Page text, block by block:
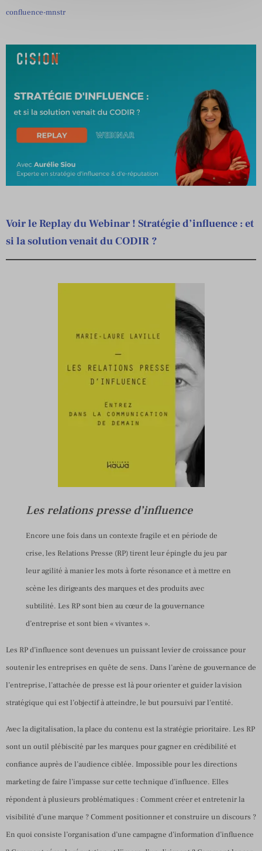
confluence-mnstr
Voir le Replay du Webinar ! Stratégie d’influence : et
si la solution venait du CODIR ?
Les relations presse d’influence
Encore une fois dans un contexte fragile et en période de
crise, les Relations Presse (RP) tirent leur épingle du jeu par
leur agilité à manier les mots à forte résonance et à mettre en
scène les dirigeants des marques et des produits avec
subtilité. Les RP sont bien au cœur de la gouvernance
d’entreprise et sont bien « vivantes ».
Les RP d’influence sont devenues un puissant levier de croissance pour
soutenir les entreprises en quête de sens. Dans l’arène de gouvernance de
l’entreprise, l’attachée de presse est là pour orienter et guider la vision
stratégique qui est l’objectif à atteindre, le but poursuivi par l’entité.
Avec la digitalisation, la place du contenu est la stratégie prioritaire. Les RP
sont un outil plébiscité par les marques pour gagner en crédibilité et
confiance auprès de l’audience ciblée. Impossible pour les directions
marketing de faire l’impasse sur cette technique d’influence. Elles
répondent à plusieurs problématiques : Comment créer et entretenir la
visibilité d’une marque ? Comment positionner et construire un discours ?
En quoi consiste l’organisation d’une campagne d’information d’influence